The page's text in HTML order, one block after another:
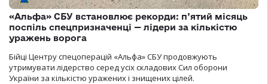
«Альфа» СБУ встановлює рекорди: п’ятий місяць
поспіль спецпризначенці — лідери за кількістю
уражень ворога
Бійці Центру спецоперацій «Альфа» СБУ продовжують
утримувати лідерство серед усіх складових Сил оборони
України за кількістю уражених і знищених цілей.